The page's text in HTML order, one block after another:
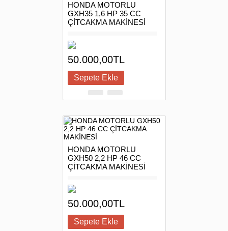
HONDA MOTORLU
GXH35 1,6 HP 35 CC
ÇİTCAKMA MAKİNESİ
50.000,00TL
HONDA MOTORLU
GXH50 2,2 HP 46 CC
ÇİTCAKMA MAKİNESİ
50.000,00TL